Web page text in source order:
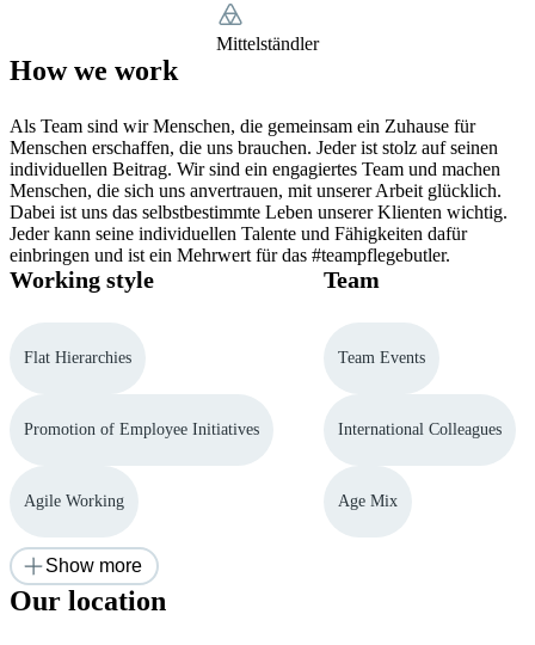
Mittelständler
How we work
Als Team sind wir Menschen, die gemeinsam ein Zuhause für
Menschen erschaffen, die uns brauchen. Jeder ist stolz auf seinen
individuellen Beitrag. Wir sind ein engagiertes Team und machen
Menschen, die sich uns anvertrauen, mit unserer Arbeit glücklich.
Dabei ist uns das selbstbestimmte Leben unserer Klienten wichtig.
Jeder kann seine individuellen Talente und Fähigkeiten dafür
einbringen und ist ein Mehrwert für das #teampflegebutler.
Working style
Flat Hierarchies
Promotion of Employee Initiatives
Agile Working
Team
Team Events
International Colleagues
Age Mix
Show more
Our location